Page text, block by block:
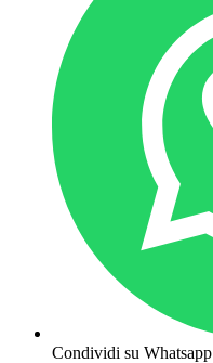
Condividi su Whatsapp